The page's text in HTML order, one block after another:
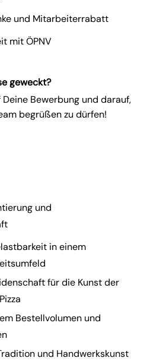
und Mitarbeiterrabatt
mit ÖPNV
geweckt?
Bewerbung und darauf,
begrüßen zu dürfen!
und
in einem
für die Kunst der
Bestellvolumen und
und Handwerkskunst